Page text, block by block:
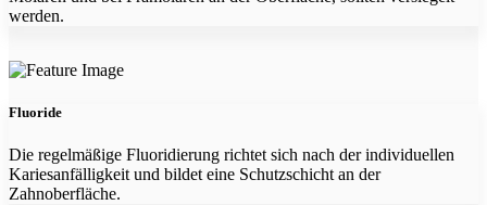
werden.
Fluoride
Die regelmäßige Fluoridierung richtet sich nach der individuellen
Kariesanfälligkeit und bildet eine Schutzschicht an der
Zahnoberfläche.